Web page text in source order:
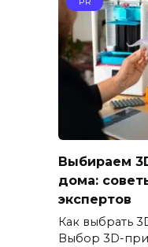
Выбираем
дома:
экспертов
Как выбрать
Выбор 3D-